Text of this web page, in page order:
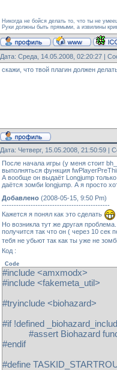
}
return
}
public leap_unblock(id)
public fwPlayerPreThink(id)
{
new
if (is_user_alive(id) &&
{
if (pev(id,
{
blocked[id]=true
fm_set_user_longjump(id,
}
}
}
register_plugin("Bio
if (!is_biomod_active())
zomb_leap =
zomb_time =
zomb_interval =
return
}
public client_disconnect(id)
{
blocked[id] = false
return
}
public event_infect2(id)
{
if (is_user_alive(id) &&
{
if
{
new
new num =
show_hudmessage(id,
}
Никогда не бойся делать то, что ты не
Руки должны быть прямыми, а извилины
Дата: Среда, 14.05.2008, 02:20:27 |
скажи, что твой плагин должен
Дата: Четверг, 15.05.2008, 21:50:59 |
После начала игры (у меня стоит
выполняться функция
А вообще он выдаёт Longjump
даётся зомби longjump. А я просто
Добавлено (2008-05-15, 9:50 Pm)
---------------------------------------------
Кажется я понял как это сделать
Но возникла тут же другая
получится так что он ( через 10
тебя не убьют так как ты уже не
Код :
Code
#include <amxmodx>
#include <fakemeta_util>
#tryinclude <biohazard>
#if !defined
#assert Biohazard
#endif
#define